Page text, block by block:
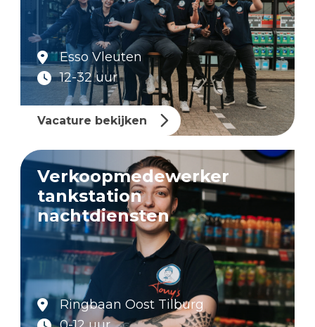
Esso Vleuten
12-32 uur
Vacature bekijken
Verkoopmedewerker
tankstation
nachtdiensten
Ringbaan Oost Tilburg